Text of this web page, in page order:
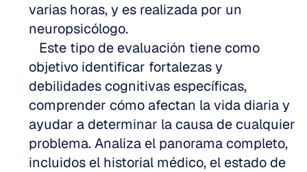
varias horas, y es realizada por un
neuropsicólogo.
objetivo identificar fortalezas y
debilidades cognitivas específicas,
comprender cómo afectan la vida diaria y
ayudar a determinar la causa de cualquier
problema. Analiza el panorama completo,
incluidos el historial médico, el estado de